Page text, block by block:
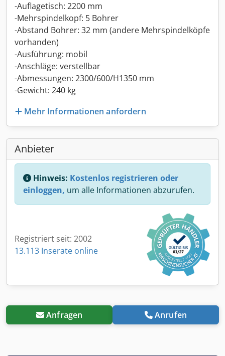
-Auflagetisch: 2200 mm
-Mehrspindelkopf: 5 Bohrer
-Abstand Bohrer: 32 mm (andere Mehrspindelköpfe
vorhanden)
-Ausführung: mobil
-Anschläge: verstellbar
-Abmessungen: 2300/600/H1350 mm
-Gewicht: 240 kg
Mehr Informationen anfordern
Anbieter
Hinweis: Kostenlos registrieren oder
einloggen, um alle Informationen abzurufen.
Registriert seit: 2002
13.113 Inserate online
Anfragen Anrufen